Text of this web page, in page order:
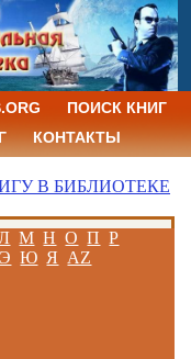
ПОИСК КНИГ
КОНТАКТЫ
В БИБЛИОТЕКЕ
М Н О П Р
Э Ю Я AZ